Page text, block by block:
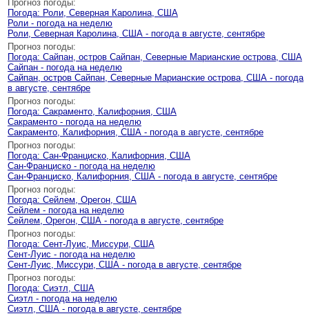
Прогноз погоды:
Погода: Роли, Северная Каролина, США
Роли - погода на неделю
Роли, Северная Каролина, США - погода в августе, сентябре
Прогноз погоды:
Погода: Сайпан, остров Сайпан, Северные Марианские острова, США
Сайпан - погода на неделю
Сайпан, остров Сайпан, Северные Марианские острова, США - погода
в августе, сентябре
Прогноз погоды:
Погода: Сакраменто, Калифорния, США
Сакраменто - погода на неделю
Сакраменто, Калифорния, США - погода в августе, сентябре
Прогноз погоды:
Погода: Сан-Франциско, Калифорния, США
Сан-Франциско - погода на неделю
Сан-Франциско, Калифорния, США - погода в августе, сентябре
Прогноз погоды:
Погода: Сейлем, Орегон, США
Сейлем - погода на неделю
Сейлем, Орегон, США - погода в августе, сентябре
Прогноз погоды:
Погода: Сент-Луис, Миссури, США
Сент-Луис - погода на неделю
Сент-Луис, Миссури, США - погода в августе, сентябре
Прогноз погоды:
Погода: Сиэтл, США
Сиэтл - погода на неделю
Сиэтл, США - погода в августе, сентябре